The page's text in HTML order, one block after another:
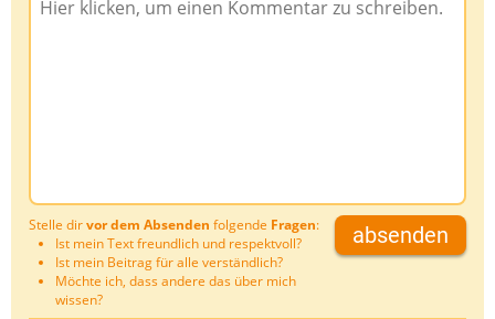
Stelle dirvor dem Absenden folgende Fragen:
Ist mein Text freundlich und respektvoll?
Ist mein Beitrag für alle verständlich?
Möchte ich, dass andere das über mich
wissen?
absenden